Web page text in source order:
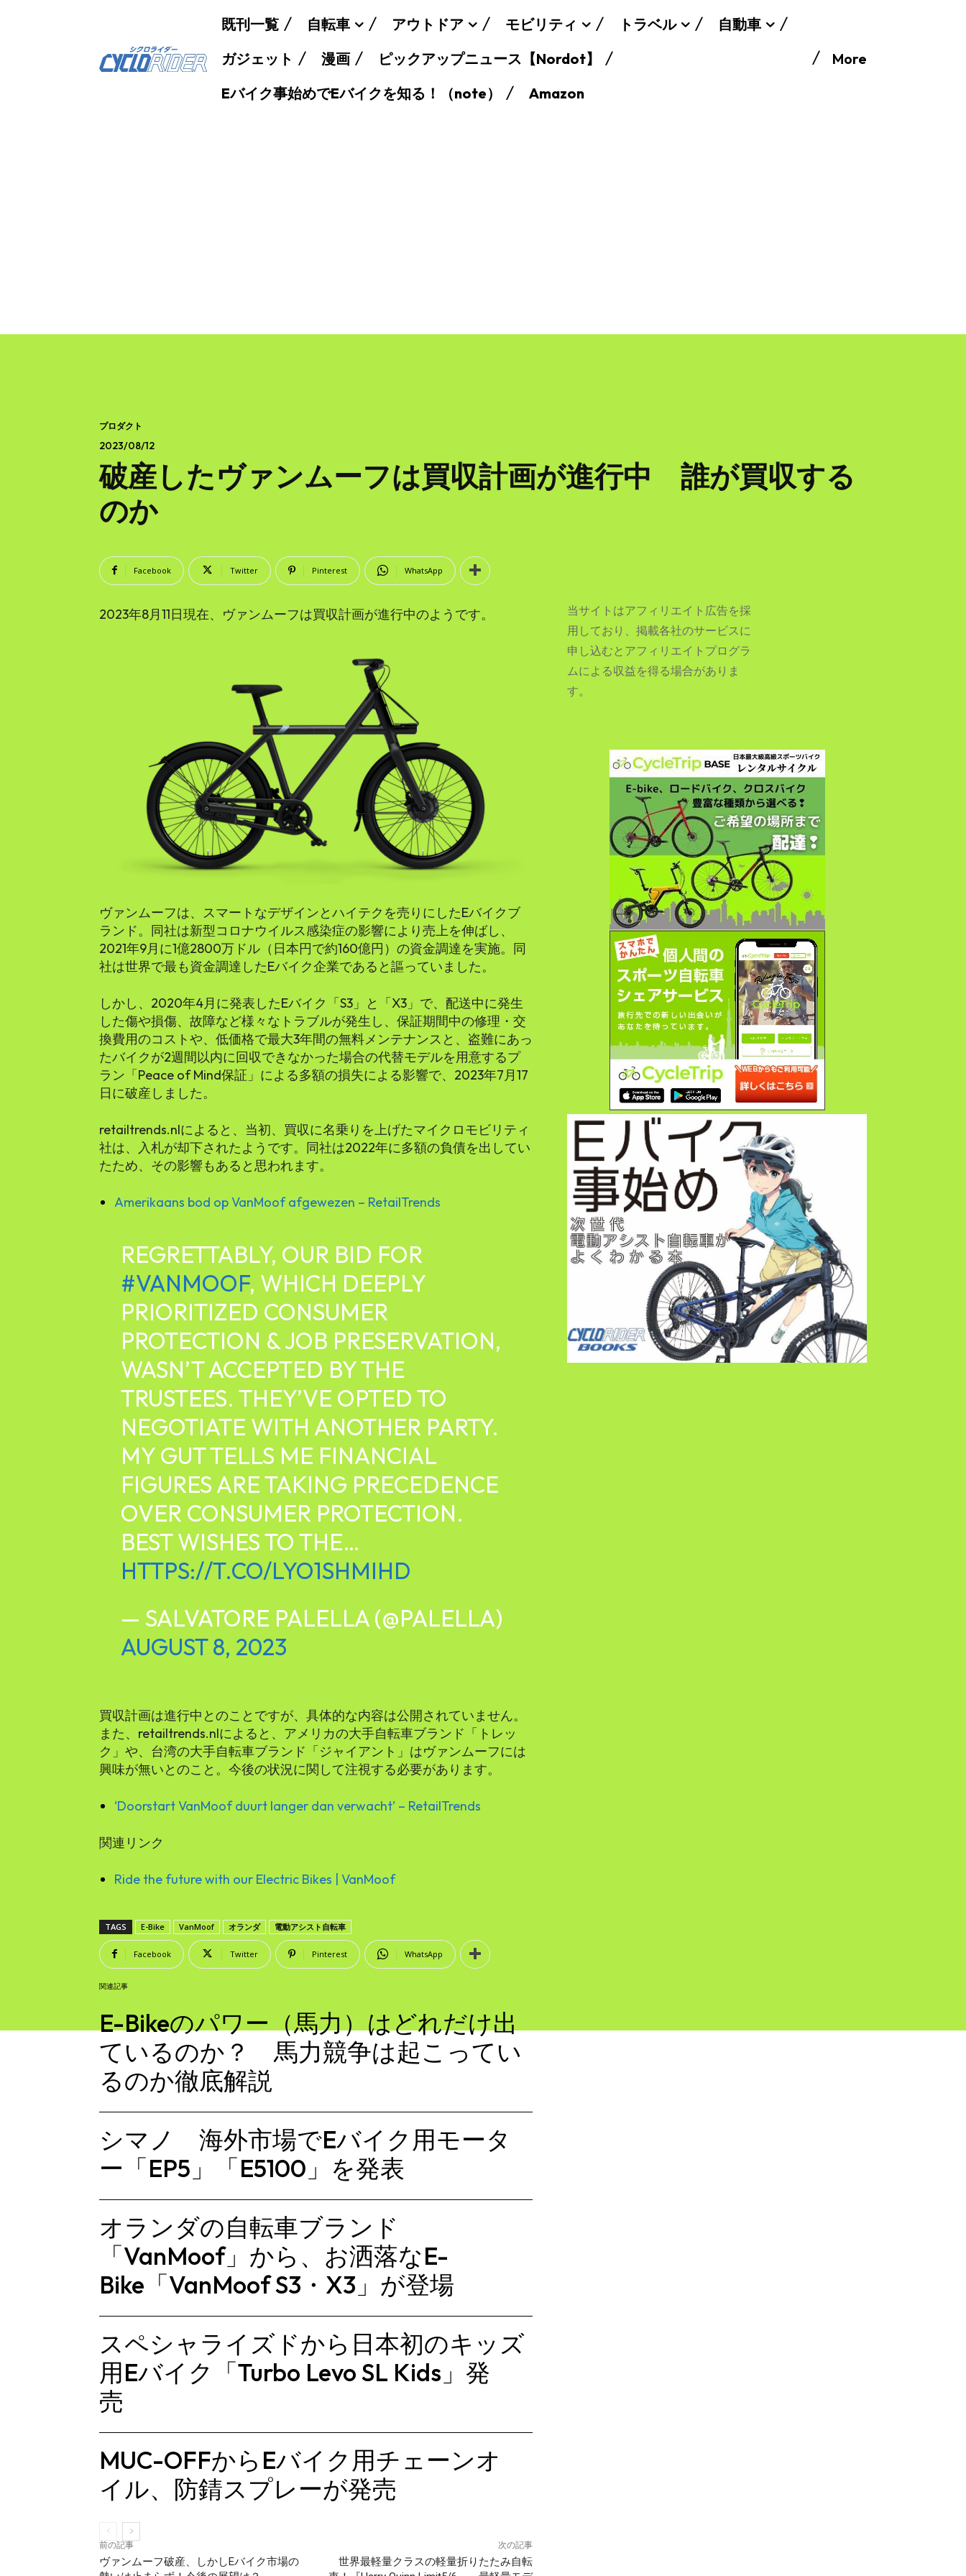
既刊一覧 自転車 アウトドア モビリティ トラベル
自動車
ガジェット
漫画
ピックアップニュース【Nordot】
Eバイク事始めでEバイクを知る！（note）
Amazon
More
プロダクト
2023/08/12
破産したヴァンムーフは買収計画が進行中 誰が買収する
のか
Facebook Twitter Pinterest WhatsApp
2023年8月11日現在、ヴァンムーフは買収計画が進行中のようです。
ヴァンムーフは、スマートなデザインとハイテクを売りにしたEバイクブ
ランド。同社は新型コロナウイルス感染症の影響により売上を伸ばし、
2021年9月に1億2800万ドル（日本円で約160億円）の資金調達を実施。同
社は世界で最も資金調達したEバイク企業であると謳っていました。
しかし、2020年4月に発表したEバイク「S3」と「X3」で、配送中に発生
した傷や損傷、故障など様々なトラブルが発生し、保証期間中の修理・交
換費用のコストや、低価格で最大3年間の無料メンテナンスと、盗難にあっ
たバイクが2週間以内に回収できなかった場合の代替モデルを用意するプ
ラン「Peace of Mind保証」による多額の損失による影響で、2023年7月17
日に破産しました。
retailtrends.nlによると、当初、買収に名乗りを上げたマイクロモビリティ
社は、入札が却下されたようです。同社は2022年に多額の負債を出してい
たため、その影響もあると思われます。
Amerikaans bod op VanMoof afgewezen – RetailTrends
REGRETTABLY, OUR BID FOR
#VANMOOF, WHICH DEEPLY
PRIORITIZED CONSUMER
PROTECTION & JOB PRESERVATION,
WASN’T ACCEPTED BY THE
TRUSTEES. THEY’VE OPTED TO
NEGOTIATE WITH ANOTHER PARTY.
MY GUT TELLS ME FINANCIAL
FIGURES ARE TAKING PRECEDENCE
OVER CONSUMER PROTECTION.
BEST WISHES TO THE…
HTTPS://T.CO/LYO1SHMIHD
— SALVATORE PALELLA (@PALELLA)
AUGUST 8, 2023
買収計画は進行中とのことですが、具体的な内容は公開されていません。
また、retailtrends.nlによると、アメリカの大手自転車ブランド「トレッ
ク」や、台湾の大手自転車ブランド「ジャイアント」はヴァンムーフには
興味が無いとのこと。今後の状況に関して注視する必要があります。
‘Doorstart VanMoof duurt langer dan verwacht’ – RetailTrends
関連リンク
Ride the future with our Electric Bikes | VanMoof
TAGS E-Bike VanMoof オランダ 電動アシスト自転車
Facebook Twitter Pinterest WhatsApp
関連記事
E-Bikeのパワー（馬力）はどれだけ出
ているのか？ 馬力競争は起こってい
るのか徹底解説
シマノ 海外市場でEバイク用モータ
ー「EP5」「E5100」を発表
オランダの自転車ブランド
「VanMoof」から、お洒落なE-
Bike「VanMoof S3・X3」が登場
スペシャライズドから日本初のキッズ
用Eバイク「Turbo Levo SL Kids」発
売
MUC-OFFからEバイク用チェーンオ
イル、防錆スプレーが発売
前の記事
ヴァンムーフ破産、しかしEバイク市場の
次の記事
世界最軽量クラスの軽量折りたたみ自転
当サイトはアフィリエイト広告を採
用しており、掲載各社のサービスに
申し込むとアフィリエイトプログラ
ムによる収益を得る場合がありま
す。